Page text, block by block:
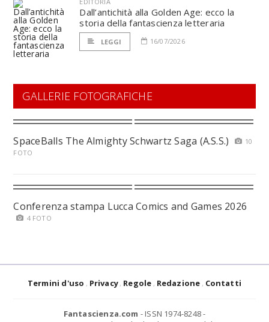
Dall’antichità alla Golden Age: ecco la
storia della fantascienza letteraria
LEGGI 16/07/2026
GALLERIE FOTOGRAFICHE
SpaceBalls The Almighty Schwartz Saga (A.S.S.)
10
FOTO
Conferenza stampa Lucca Comics and Games 2026
4 FOTO
Termini d'uso Privacy Regole Redazione Contatti
Fantascienza.com - ISSN 1974-8248 -